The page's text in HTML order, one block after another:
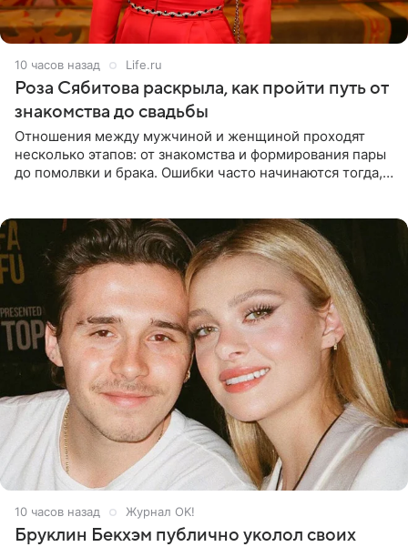
10 часов назад Life.ru
Роза Сябитова раскрыла, как пройти путь от
знакомства до свадьбы
Отношения между мужчиной и женщиной проходят
несколько этапов: от знакомства и формирования пары
до помолвки и брака. Ошибки часто начинаются тогда,
10 часов назад Журнал OK!
Бруклин Бекхэм публично уколол своих